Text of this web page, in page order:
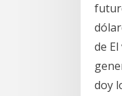
de
doy